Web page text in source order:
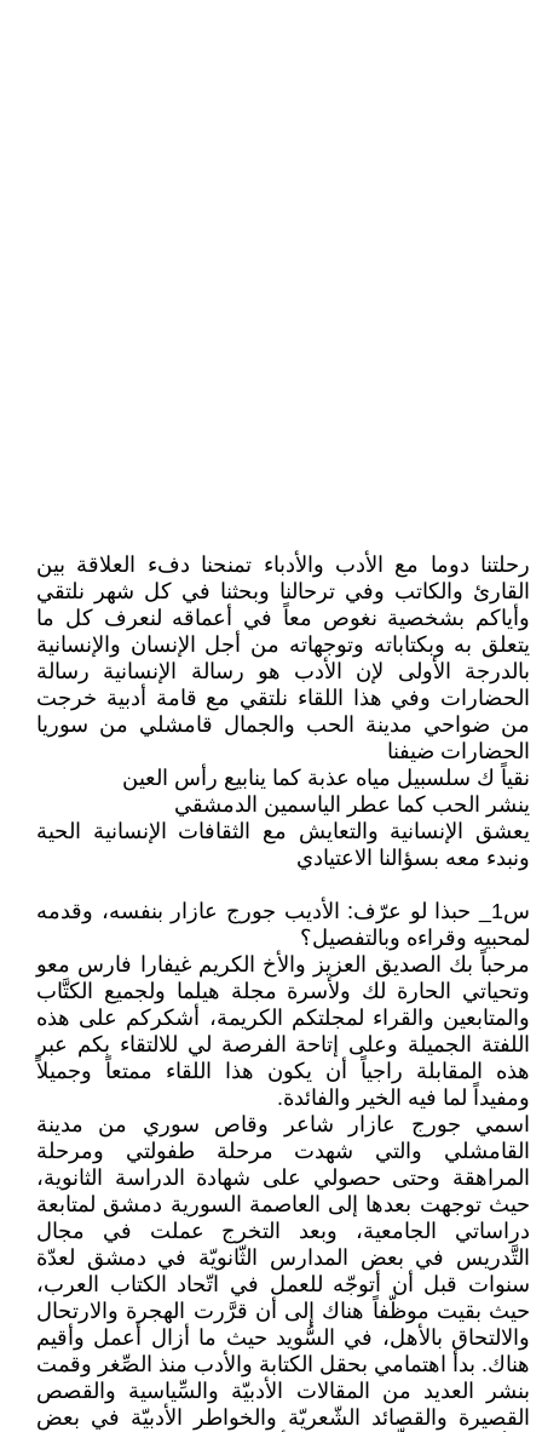
رحلتنا دوما مع الأدب والأدباء تمنحنا دفء العلاقة بين
القارئ والكاتب وفي ترحالنا وبحثنا في كل شهر نلتقي
وأياكم بشخصية نغوص معاً في أعماقه لنعرف كل ما
يتعلق به وبكتاباته وتوجهاته من أجل الإنسان والإنسانية
بالدرجة الأولى لإن الأدب هو رسالة الإنسانية رسالة
الحضارات وفي هذا اللقاء نلتقي مع قامة أدبية خرجت
من ضواحي مدينة الحب والجمال قامشلي من سوريا
الحضارات ضيفنا
نقياً ك سلسبيل مياه عذبة كما ينابيع رأس العين
ينشر الحب كما عطر الياسمين الدمشقي
يعشق الإنسانية والتعايش مع الثقافات الإنسانية الحية
ونبدء معه بسؤالنا الاعتيادي
س1_ حبذا لو عرّف: الأديب جورج عازار بنفسه، وقدمه
لمحبيه وقراءه وبالتفصيل؟
مرحباً بك الصديق العزيز والأخ الكريم غيفارا فارس معو
وتحياتي الحارة لك ولأسرة مجلة هيلما ولجميع الكتَّاب
والمتابعين والقراء لمجلتكم الكريمة، أشكركم على هذه
اللفتة الجميلة وعلى إتاحة الفرصة لي للالتقاء بكم عبر
هذه المقابلة راجياً أن يكون هذا اللقاء ممتعاً وجميلاً
ومفيداً لما فيه الخير والفائدة.
اسمي جورج عازار شاعر وقاص سوري من مدينة
القامشلي والتي شهدت مرحلة طفولتي ومرحلة
المراهقة وحتى حصولي على شهادة الدراسة الثانوية،
حيث توجهت بعدها إلى العاصمة السورية دمشق لمتابعة
دراساتي الجامعية، وبعد التخرج عملت في مجال
التَّدريس في بعض المدارس الثّانويّة في دمشق لعدّة
سنوات قبل أن أتوجّه للعمل في اتّحاد الكتاب العرب،
حيث بقيت موظّفاً هناك إلى أن قرَّرت الهجرة والارتحال
والالتحاق بالأهل، في السُّويد حيث ما أزال أعمل وأقيم
هناك. بدأ اهتمامي بحقل الكتابة والأدب منذ الصِّغر وقمت
بنشر العديد من المقالات الأدبيّة والسِّياسية والقصص
القصيرة والقصائد الشّعريّة والخواطر الأدبيّة في بعض